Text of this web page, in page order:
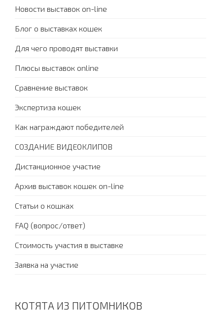
Новости выставок on-line
Блог о выставках кошек
Для чего проводят выставки
Плюсы выставок online
Сравнение выставок
Экспертиза кошек
Как награждают победителей
СОЗДАНИЕ ВИДЕОКЛИПОВ
Дистанционное участие
Архив выставок кошек on-line
Статьи о кошках
FAQ (вопрос/ответ)
Стоимость участия в выставке
Заявка на участие
КОТЯТА ИЗ ПИТОМНИКОВ